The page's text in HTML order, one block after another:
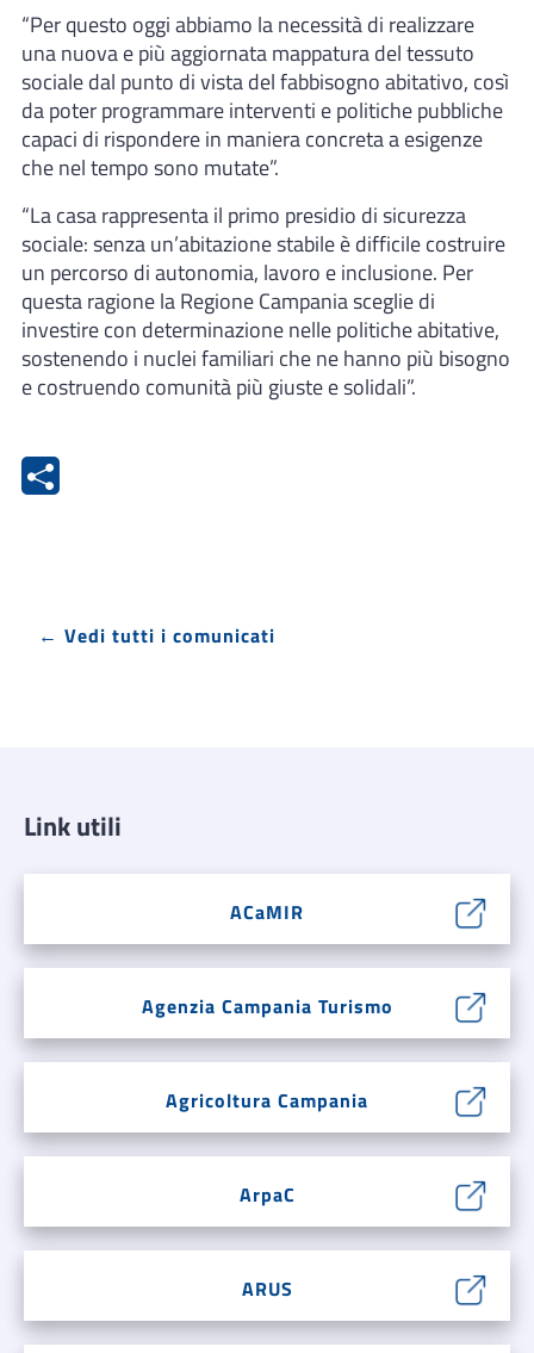
“Per questo oggi abbiamo la necessità di realizzare
una nuova e più aggiornata mappatura del tessuto
sociale dal punto di vista del fabbisogno abitativo, così
da poter programmare interventi e politiche pubbliche
capaci di rispondere in maniera concreta a esigenze
che nel tempo sono mutate”.
“La casa rappresenta il primo presidio di sicurezza
sociale: senza un’abitazione stabile è difficile costruire
un percorso di autonomia, lavoro e inclusione. Per
questa ragione la Regione Campania sceglie di
investire con determinazione nelle politiche abitative,
sostenendo i nuclei familiari che ne hanno più bisogno
e costruendo comunità più giuste e solidali”.
← Vedi tutti i comunicati
Link utili
ACaMIR
Agenzia Campania Turismo
Agricoltura Campania
ArpaC
ARUS